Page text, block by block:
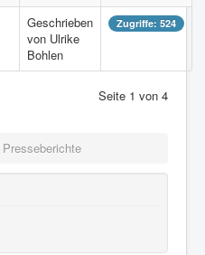
Geschrieben
von Ulrike
Bohlen
Zugriffe: 524
Seite 1 von 4
Presseberichte